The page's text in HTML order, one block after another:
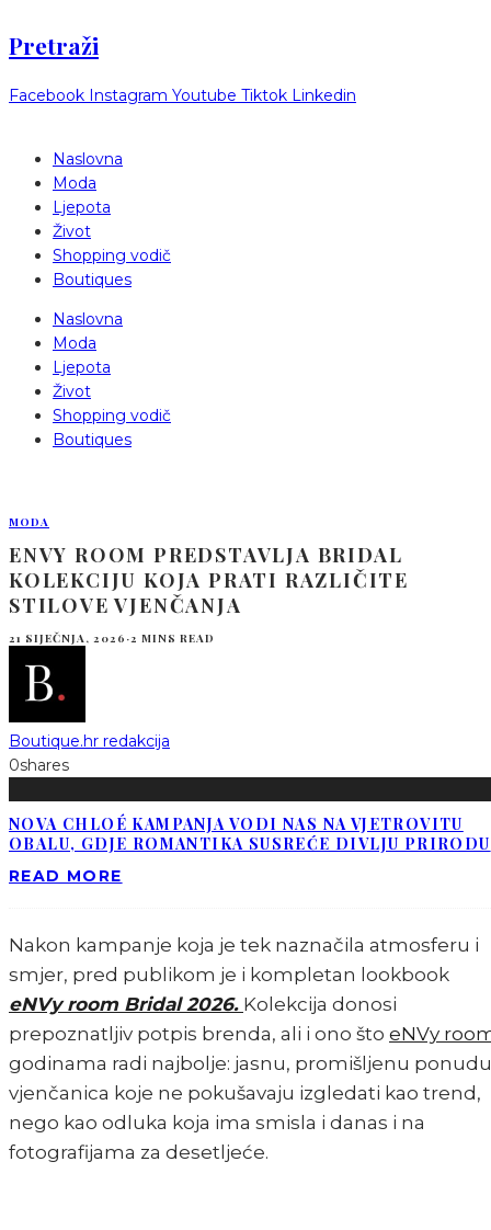
Pretraži
Facebook Instagram Youtube Tiktok Linkedin
Naslovna
Moda
Ljepota
Život
Shopping vodič
Boutiques
Naslovna
Moda
Ljepota
Život
Shopping vodič
Boutiques
MODA
ENVY ROOM PREDSTAVLJA BRIDAL
KOLEKCIJU KOJA PRATI RAZLIČITE
STILOVE VJENČANJA
21 SIJEČNJA, 2026 ·2 MINS READ
Boutique.hr redakcija
0shares
NOVA CHLOÉ KAMPANJA VODI NAS NA VJETROVITU
OBALU, GDJE ROMANTIKA SUSREĆE DIVLJU PRIRODU
READ MORE
Nakon kampanje koja je tek naznačila atmosferu i
smjer, pred publikom je i kompletan lookbook
eNVy room Bridal 2026. Kolekcija donosi
prepoznatljiv potpis brenda, ali i ono što eNVy
godinama radi najbolje: jasnu, promišljenu ponudu
vjenčanica koje ne pokušavaju izgledati kao trend,
nego kao odluka koja ima smisla i danas i na
fotografijama za desetljeće.